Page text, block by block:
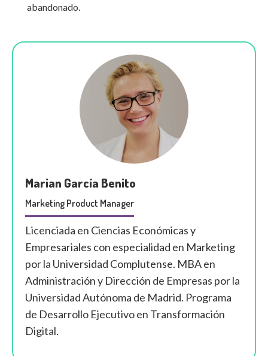
abandonado.
Marian García Benito
Marketing Product Manager
Licenciada en Ciencias Económicas y
Empresariales con especialidad en Marketing
por la Universidad Complutense. MBA en
Administración y Dirección de Empresas por la
Universidad Autónoma de Madrid. Programa
de Desarrollo Ejecutivo en Transformación
Digital.